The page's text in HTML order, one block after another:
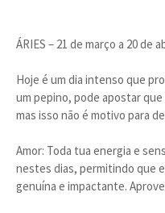
ÁRIES – 21 de março a 20 de
Hoje é um dia intenso que
um pepino, pode apostar
mas isso não é motivo para
Amor: Toda tua energia e
nestes dias, permitindo que
genuína e impactante.